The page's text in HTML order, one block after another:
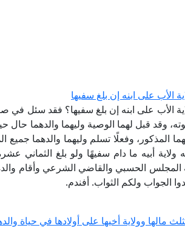
الأب على ابنه إن بلغ سفيها
الأب على ابنه إن بلغ سفيها؟ فقد سئل في
وقد قبل لهما الوصية وليهما والدهما حال
المذكور، وفعلًا تسلم وليهما والدهما جميع
ولاية أبيه ما دام سفيهًا ولو بلغ الثماني
الحسبي والقاضي الشرعي وأقام
الجواب ولكم الثواب. أفندم.
مالها وولاية أخيها على أولادها في حياة